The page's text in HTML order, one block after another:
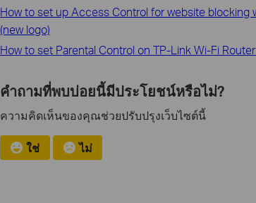
How to set up Access Control for website blocking
(new logo)
How to set Parental Control on TP-Link Wi-Fi
คำถามที่พบบ่อยนี้มีประโยชน์หรือไม่?
ความคิดเห็นของคุณช่วยปรับปรุงเว็บไซต์นี้
ใช่ ไม่